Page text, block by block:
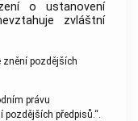
o ustanovení
zvláštní
znění pozdějších
právu
předpisů.“.